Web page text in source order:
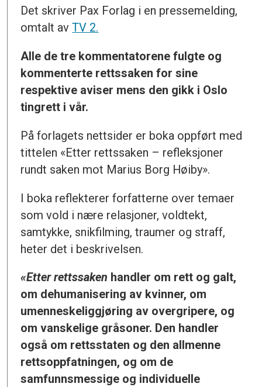
Det skriver Pax Forlag i en pressemelding,
omtalt avTV 2.
Alle de tre kommentatorene fulgte og
kommenterte rettssaken for sine
respektive aviser mens den gikk i Oslo
tingrett i vår.
På forlagets nettsider er boka oppført med
tittelen «Etter rettssaken – refleksjoner
rundt saken mot Marius Borg Høiby».
I boka reflekterer forfatterne over temaer
som vold i nære relasjoner, voldtekt,
samtykke, snikfilming, traumer og straff,
heter det i beskrivelsen.
«Etter rettssaken handler om rett og galt,
om dehumanisering av kvinner, om
umenneskeliggjøring av overgripere, og
om vanskelige gråsoner. Den handler
også om rettsstaten og den allmenne
rettsoppfatningen, og om de
samfunnsmessige og individuelle